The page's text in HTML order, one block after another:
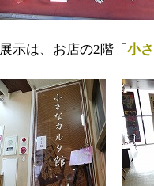
展示は、お店の2階「 小